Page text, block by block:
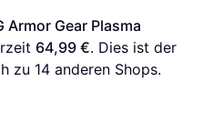
Armor Gear Plasma
64,99 €. Dies ist der
zu 14 anderen Shops.